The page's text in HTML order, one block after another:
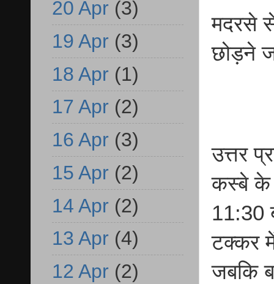
मदरसे
छोड़ने
उत्तर
कस्बे के
11:30
टक्कर में
जबकि
20 Apr (3)
19 Apr (3)
18 Apr (1)
17 Apr (2)
16 Apr (3)
15 Apr (2)
14 Apr (2)
13 Apr (4)
12 Apr (2)